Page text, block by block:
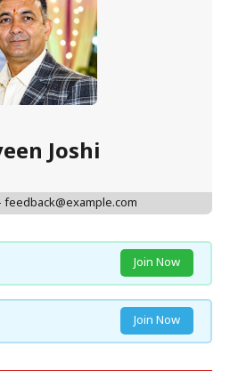
Joshi
feedback@example.com
Join Now
Join Now